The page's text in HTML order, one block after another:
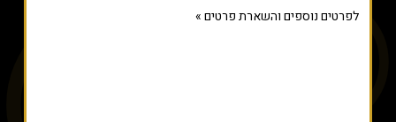
לפרטים נוספים והשארת פרטים »